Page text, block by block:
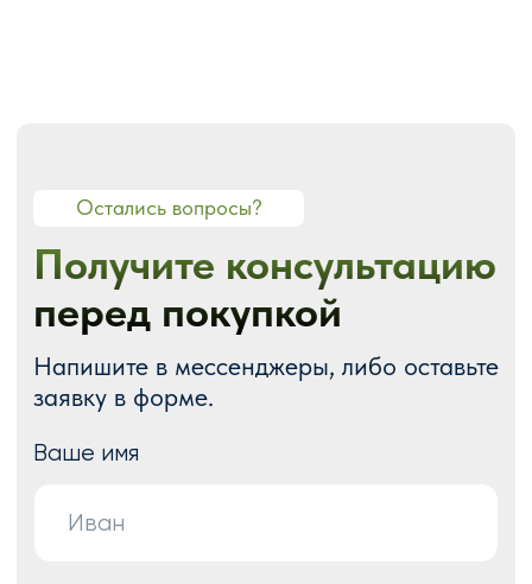
О нас
Портфолио
Блог
Акции
ГОТОВЫЕ РЕШЕНИЯ
Готовые многостраничные сайты